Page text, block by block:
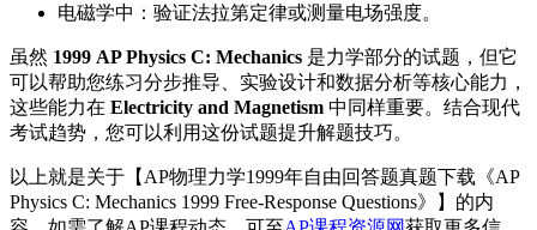
电磁学中：验证法拉第定律或测量电场强度。
虽然 1999 AP Physics C: Mechanics 是力学部分的试题，但它
可以帮助您练习分步推导、实验设计和数据分析等核心能力，
这些能力在 Electricity and Magnetism 中同样重要。结合现代
考试趋势，您可以利用这份试题提升解题技巧。
以上就是关于【AP物理力学1999年自由回答题真题下载《AP
Physics C: Mechanics 1999 Free-Response Questions》】的内